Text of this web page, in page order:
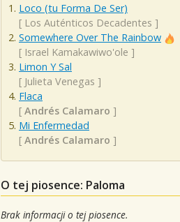
Loco (tu Forma De Ser)
[ Los Auténticos Decadentes ]
Somewhere Over The Rainbow
[ Israel Kamakawiwo'ole ]
Limon Y Sal
[ Julieta Venegas ]
Flaca
[ Andrés Calamaro ]
Mi Enfermedad
[ Andrés Calamaro ]
O tej piosence: Paloma
Brak informacji o tej piosence.